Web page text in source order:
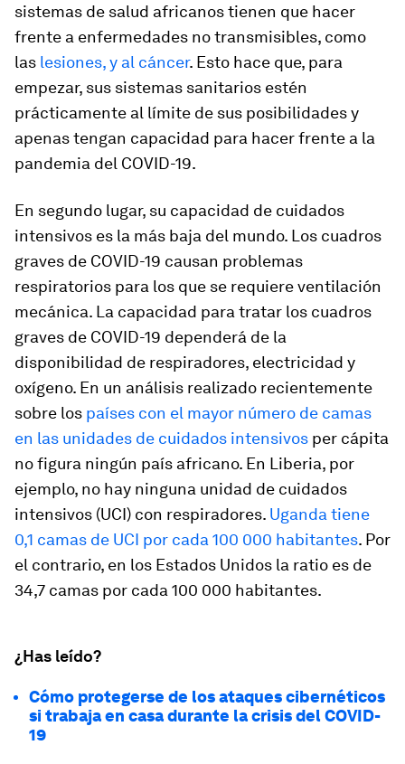
sistemas de salud africanos tienen que hacer
frente a enfermedades no transmisibles, como
las lesiones, y al cáncer. Esto hace que, para
empezar, sus sistemas sanitarios estén
prácticamente al límite de sus posibilidades y
apenas tengan capacidad para hacer frente a la
pandemia del COVID-19.
En segundo lugar, su capacidad de cuidados
intensivos es la más baja del mundo. Los cuadros
graves de COVID-19 causan problemas
respiratorios para los que se requiere ventilación
mecánica. La capacidad para tratar los cuadros
graves de COVID-19 dependerá de la
disponibilidad de respiradores, electricidad y
oxígeno. En un análisis realizado recientemente
sobre los países con el mayor número de camas
en las unidades de cuidados intensivos per cápita
no figura ningún país africano. En Liberia, por
ejemplo, no hay ninguna unidad de cuidados
intensivos (UCI) con respiradores. Uganda tiene
0,1 camas de UCI por cada 100 000 habitantes. Por
el contrario, en los Estados Unidos la ratio es de
34,7 camas por cada 100 000 habitantes.
¿Has leído?
Cómo protegerse de los ataques cibernéticos
si trabaja en casa durante la crisis del COVID-
19